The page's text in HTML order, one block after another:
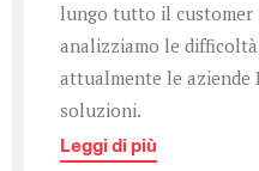
lungo tutto il customer
analizziamo le
attualmente le aziende
soluzioni.
Leggi di più